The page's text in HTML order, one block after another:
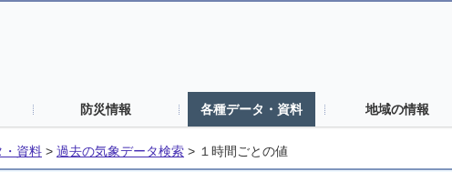
防災情報 各種データ・資料 地域の情報
・資料 > 過去の気象データ検索 > １時間ごとの値